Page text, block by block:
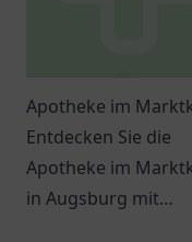
Apotheke im
Entdecken Sie die
Apotheke im
in Augsburg mit